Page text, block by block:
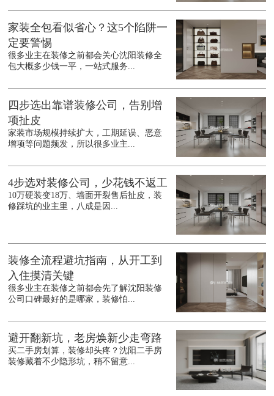
家装全包看似省心？这5个陷阱一
定要警惕
很多业主在装修之前都会关心沈阳装修全
包大概多少钱一平，一站式服务...
四步选出靠谱装修公司，告别增
项扯皮
家装市场规模持续扩大，工期延误、恶意
增项等问题频发，所以很多业主...
4步选对装修公司，少花钱不返工
10万硬装变18万、墙面开裂售后扯皮，装
修踩坑的业主里，八成是因...
装修全流程避坑指南，从开工到
入住摸清关键
很多业主在装修之前都会先了解沈阳装修
公司口碑最好的是哪家，装修怕...
避开翻新坑，老房焕新少走弯路
买二手房划算，装修却头疼？沈阳二手房
装修藏着不少隐形坑，稍不留意...